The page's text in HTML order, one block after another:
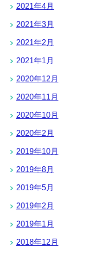
2021年4月
2021年3月
2021年2月
2021年1月
2020年12月
2020年11月
2020年10月
2020年2月
2019年10月
2019年8月
2019年5月
2019年2月
2019年1月
2018年12月